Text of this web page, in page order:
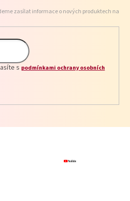
zasílat informace o nových produktech na
s podmínkami ochrany osobních